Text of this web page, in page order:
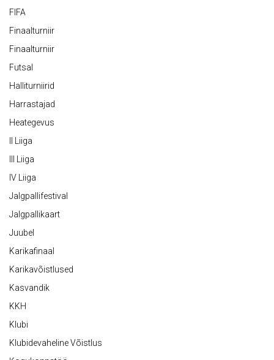
FIFA
Finaalturniir
Finaalturniir
Futsal
Halliturniirid
Harrastajad
Heategevus
II Liiga
III Liiga
IV Liiga
Jalgpallifestival
Jalgpallikaart
Juubel
Karikafinaal
Karikavõistlused
Kasvandik
KKH
Klubi
Klubidevaheline Võistlus